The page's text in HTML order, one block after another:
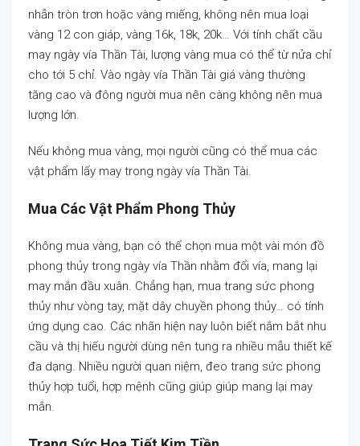
nhẫn tròn trơn hoặc vàng miếng, không nên mua loại
vàng 12 con giáp, vàng 16k, 18k, 20k… Với tính chất cầu
may ngày vía Thần Tài, lượng vàng mua có thể từ nửa chỉ
cho tới 5 chỉ. Vào ngày vía Thần Tài giá vàng thường
tăng cao và đông người mua nên càng không nên mua
lượng lớn.
Nếu không mua vàng, mọi người cũng có thể mua các
vật phẩm lấy may trong ngày vía Thần Tài.
Mua Các Vật Phẩm Phong Thủy
Không mua vàng, bạn có thể chọn mua một vài món đồ
phong thủy trong ngày vía Thần nhằm đổi vía, mang lại
may mắn đầu xuân. Chẳng hạn, mua trang sức phong
thủy như vòng tay, mặt dây chuyền phong thủy… có tính
ứng dụng cao. Các nhãn hiện nay luôn biết nắm bắt nhu
cầu và thị hiếu người dùng nên tung ra nhiều mẫu thiết kế
đa dạng. Nhiều người quan niệm, đeo trang sức phong
thủy hợp tuổi, hợp mệnh cũng giúp giúp mang lại may
mắn.